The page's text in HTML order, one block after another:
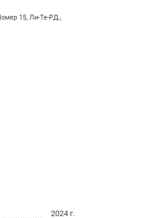
15, Ли-Те-РД.,
2024 г.